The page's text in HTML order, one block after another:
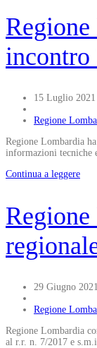
incontro
15 Luglio 2021
Regione
Regione Lombardia
informazioni tecniche
Continua a leggere
29 Giugno 2021
Regione
Regione Lombardia
al r.r. n. 7/2017 e